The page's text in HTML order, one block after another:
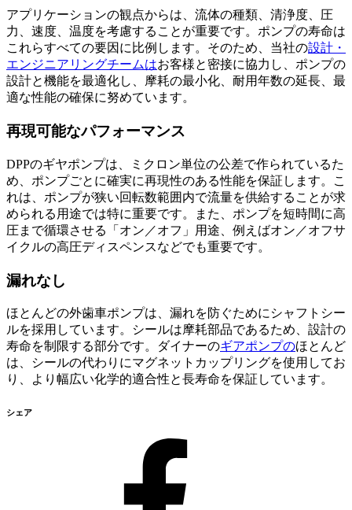
アプリケーションの観点からは、流体の種類、清浄度、圧
力、速度、温度を考慮することが重要です。ポンプの寿命は
これらすべての要因に比例します。そのため、当社の設計・
エンジニアリングチームはお客様と密接に協力し、ポンプの
設計と機能を最適化し、摩耗の最小化、耐用年数の延長、最
適な性能の確保に努めています。
再現可能なパフォーマンス
DPPのギヤポンプは、ミクロン単位の公差で作られているた
め、ポンプごとに確実に再現性のある性能を保証します。こ
れは、ポンプが狭い回転数範囲内で流量を供給することが求
められる用途では特に重要です。また、ポンプを短時間に高
圧まで循環させる「オン／オフ」用途、例えばオン／オフサ
イクルの高圧ディスペンスなどでも重要です。
漏れなし
ほとんどの外歯車ポンプは、漏れを防ぐためにシャフトシー
ルを採用しています。シールは摩耗部品であるため、設計の
寿命を制限する部分です。ダイナーのギアポンプのほとんど
は、シールの代わりにマグネットカップリングを使用してお
り、より幅広い化学的適合性と長寿命を保証しています。
シェア